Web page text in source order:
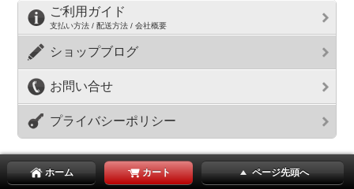
ご利用ガイド
支払い方法 / 配送方法 / 会社概要
ショップブログ
お問い合せ
プライバシーポリシー
ホーム カート ページ先頭へ